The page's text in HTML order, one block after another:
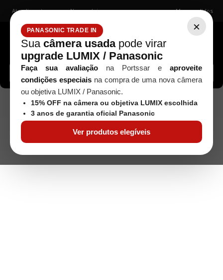
×
PANASONIC TRADE IN
Sua câmera usadapode virar
upgrade LUMIX / Panasonic
Faça sua avaliação na Portssar e aproveite
condições especiaisna compra de uma nova câmera
ou objetiva LUMIX / Panasonic.
15% OFF na câmera ou objetiva LUMIX escolhida
3 anos de garantia oficial Panasonic
Ver produtos elegíveis
Atendimento Nossas lojas Meus pedidos
Buscar câmeras, lentes, acessórios...
Seminovos Objetivas Nikon PRÉ-AI/AI/AI-S
Objetiva Rokinon 8mm f/3.5 Fisheye para Nikon DX - Usada